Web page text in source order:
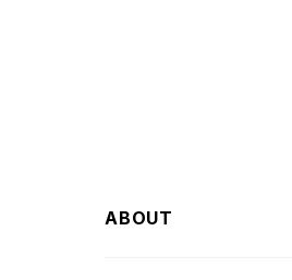
ABOUT